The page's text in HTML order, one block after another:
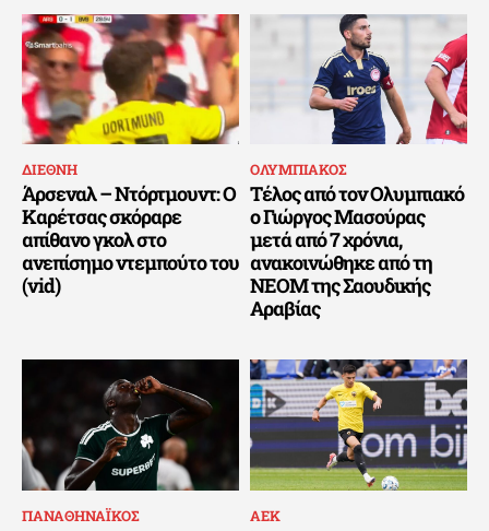
ΔΙΕΘΝΗ
Άρσεναλ – Ντόρτμουντ: Ο
Καρέτσας σκόραρε
απίθανο γκολ στο
ανεπίσημο ντεμπούτο του
(vid)
ΟΛΥΜΠΙΑΚΟΣ
Τέλος από τον Ολυμπιακό
ο Γιώργος Μασούρας
μετά από 7 χρόνια,
ανακοινώθηκε από τη
ΝΕΟΜ της Σαουδικής
Αραβίας
ΠΑΝΑΘΗΝΑΪΚΟΣ ΑΕΚ